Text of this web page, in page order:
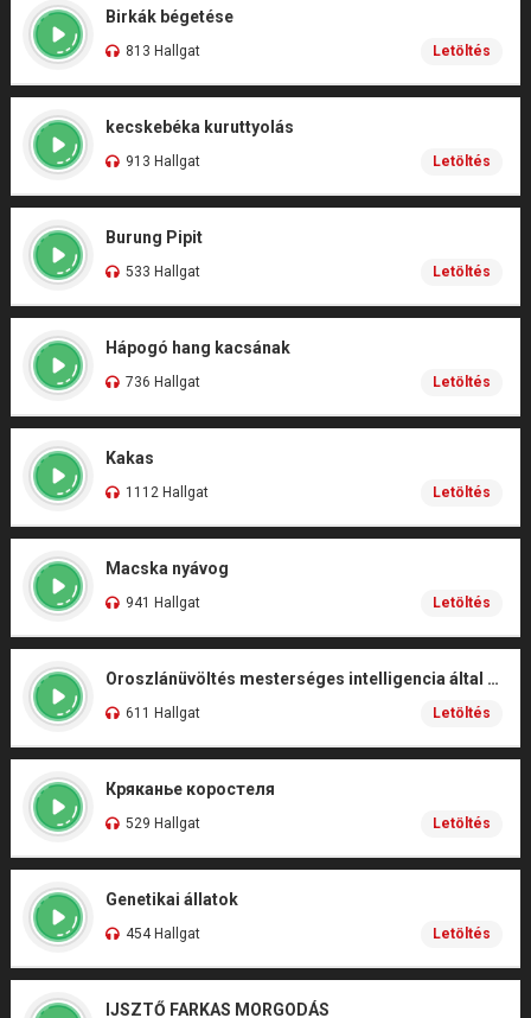
Birkák bégetése
813 Hallgat Letöltés
kecskebéka kuruttyolás
913 Hallgat Letöltés
Burung Pipit
533 Hallgat Letöltés
Hápogó hang kacsának
736 Hallgat Letöltés
Kakas
1112 Hallgat Letöltés
Macska nyávog
941 Hallgat Letöltés
Oroszlánüvöltés mesterséges intelligencia által kidolgozott filmes
611 Hallgat Letöltés
Кряканье коростеля
529 Hallgat Letöltés
Genetikai állatok
454 Hallgat Letöltés
IJSZTŐ FARKAS MORGODÁS